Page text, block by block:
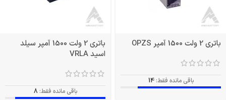
باتری 2 ولت 1500 آمپر OPZS
باقی مانده فقط: 14
باتری 2 ولت 1500 آمپر سیلد
اسید VRLA
باقی مانده فقط: 8